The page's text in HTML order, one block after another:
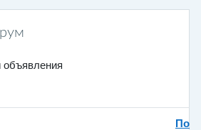
объявления